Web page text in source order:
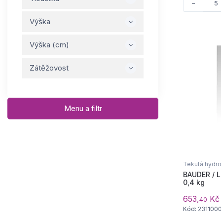
Výška
Výška (cm)
Zátěžovost
Menu a filtr
−
Tekutá
BAUDER /
0,4 kg
653,40
Kód: